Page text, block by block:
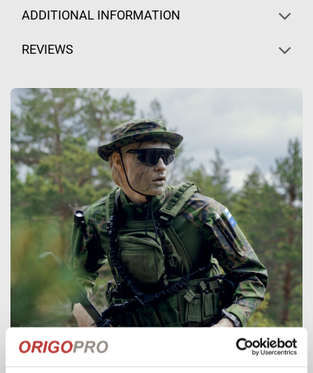
ADDITIONAL INFORMATION
REVIEWS